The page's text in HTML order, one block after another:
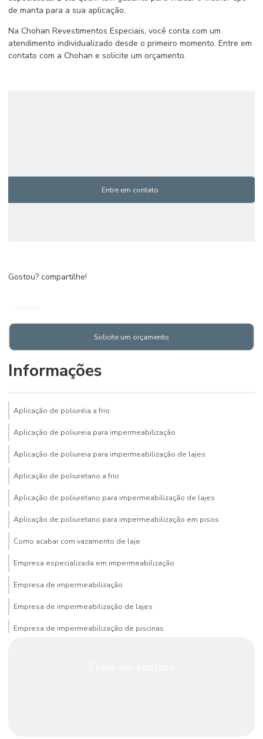
de manta para a sua aplicação.
Na Chohan Revestimentos Especiais, você conta com um
atendimento individualizado desde o primeiro momento. Entre em
contato com a Chohan e solicite um orçamento.
Entre em contato
Gostou? compartilhe!
Solicite um orçamento
Informações
Aplicação de poliuréia a frio
Aplicação de poliureia para impermeabilização
Aplicação de poliureia para impermeabilização de lajes
Aplicação de poliuretano a frio
Aplicação de poliuretano para impermeabilização de lajes
Aplicação de poliuretano para impermeabilização em pisos
Como acabar com vazamento de laje
Empresa especializada em impermeabilização
Empresa de impermeabilização
Empresa de impermeabilização de lajes
Empresa de impermeabilização de piscinas